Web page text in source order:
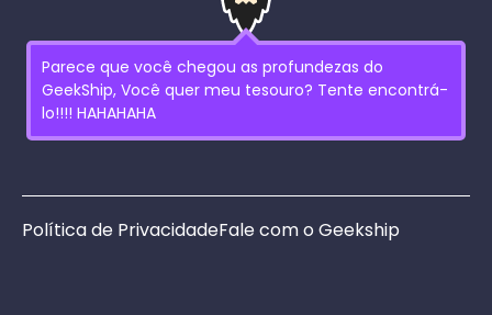
Parece que você chegou as profundezas do
GeekShip, Você quer meu tesouro? Tente encontrá-
lo!!!! HAHAHAHA
Política de PrivacidadeFale com o Geekship